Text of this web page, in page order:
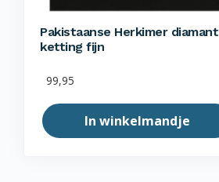
Pakistaanse Herkimer diamant
ketting fijn
99,95
In winkelmandje